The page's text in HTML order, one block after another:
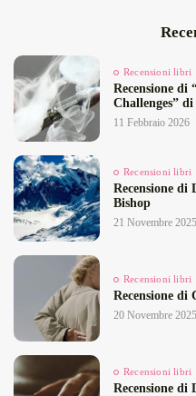
Recensioni libri
Recensione di
Challenges”
11 Febbraio 2026
Recensioni libri
Recensione di
Bishop
21 Novembre 2025
Recensioni libri
Recensione di
20 Novembre 2025
Recensioni libri
Recensione